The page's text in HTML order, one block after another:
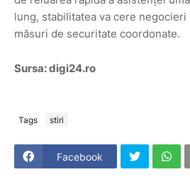
lung, stabilitatea va cere
măsuri de securitate coordonate.
Sursa: digi24.ro
Tags stiri
Facebook